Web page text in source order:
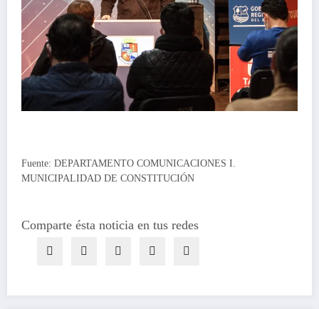
Fuente: DEPARTAMENTO COMUNICACIONES I.
MUNICIPALIDAD DE CONSTITUCIÓN
Comparte ésta noticia en tus redes